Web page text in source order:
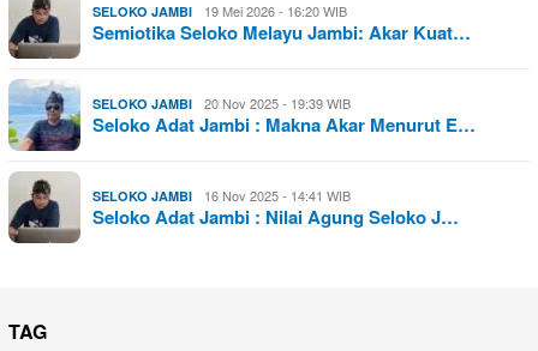
SELOKO JAMBI 19 Mei 2026 - 16:20 WIB
Semiotika Seloko Melayu Jambi: Akar Kuat…
SELOKO JAMBI 20 Nov 2025 - 19:39 WIB
Seloko Adat Jambi : Makna Akar Menurut E…
SELOKO JAMBI 16 Nov 2025 - 14:41 WIB
Seloko Adat Jambi : Nilai Agung Seloko J…
TAG